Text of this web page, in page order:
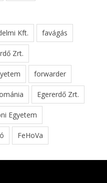
Kft. favágás
Zrt.
forwarder
Egererdő Zrt.
Egyetem
FeHoVa